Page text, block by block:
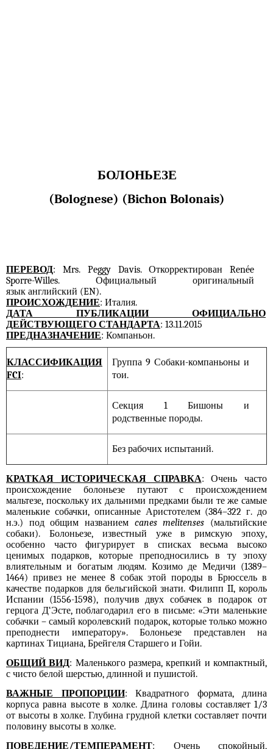
БОЛОНЬЕЗЕ
(Bolognese) (Bichon Bolonais)
ПЕРЕВОД: Mrs. Peggy Davis.Откорректирован Renée
Sporre-Willes.Официальный оригинальный
язык английский (EN).
ПРОИСХОЖДЕНИЕ: Италия.
ДАТА ПУБЛИКАЦИИ ОФИЦИАЛЬНО
ДЕЙСТВУЮЩЕГО СТАНДАРТА: 13.11.2015
ПРЕДНАЗНАЧЕНИЕ: Компаньон.
КЛАССИФИКАЦИЯ
FCI:
Группа 9 Собаки-компаньоны и
тои.
Секция 1 Бишоны и
родственные породы.
Без рабочих испытаний.
КРАТКАЯ ИСТОРИЧЕСКАЯ СПРАВКА: Очень часто
происхождение болоньезе путают с происхождением
мальтезе, поскольку их дальними предками были те же самые
маленькие собачки, описанные Аристотелем (384–322 г. до
н.э.) под общим названием canes melitenses (мальтийские
собаки). Болоньезе, известный уже в римскую эпоху,
особенно часто фигурирует в списках весьма высоко
ценимых подарков, которые преподносились в ту эпоху
влиятельным и богатым людям. Козимо де Медичи (1389–
1464) привез не менее 8 собак этой породы в Брюссель в
качестве подарков длябельгийской знати. Филипп II, король
Испании (1556-1598), получив двух собачек в подарокот
герцога Д‘Эсте, поблагодарил его в письме: «Эти маленькие
собачки – самыйкоролевский подарок, которые только можно
преподнести императору». Болоньезе представлен на
картинах Тициана, Брейгеля Старшего и Гойи.
ОБЩИЙ ВИД: Маленького размера, крепкий и компактный,
с чисто белой шерстью, длинной и пушистой.
ВАЖНЫЕ ПРОПОРЦИИ: Квадратного формата, длина
корпуса равна высоте в холке. Длина головы составляет 1/3
от высоты в холке. Глубина грудной клетки составляет почти
половину высоты в холке.
ПОВЕДЕНИЕ/ТЕМПЕРАМЕНТ: Очень спокойный,